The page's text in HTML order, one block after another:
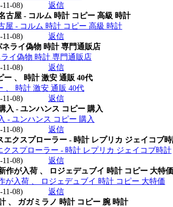
08)
返信
古屋 - コルム 時計 コピー 高級 時計
屋 - コルム 時計 コピー 高級 時計
08)
返信
ライ偽物 時計 専門通販店
イ偽物 時計 専門通販店
08)
返信
ー 、 時計 激安 通販 40代
、 時計 激安 通販 40代
08)
返信
入 - ユンハンス コピー 購入
- ユンハンス コピー 購入
08)
返信
エクスプローラー - 時計 レプリカ ジェイコブ
クスプローラー - 時計 レプリカ ジェイコブ時計
08)
返信
作が入荷 、 ロジェデュブイ 時計 コピー 大特価
が入荷 、 ロジェデュブイ 時計 コピー 大特価
08)
返信
、 ガガミラノ 時計 コピー 腕 時計